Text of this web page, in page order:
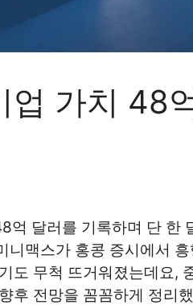
가치 48
달러를 기록하며 단 한
니맥스가 홍콩 증시에서
도 무척 뜨거워졌는데요,
후 전망을 꼼꼼하게 정리